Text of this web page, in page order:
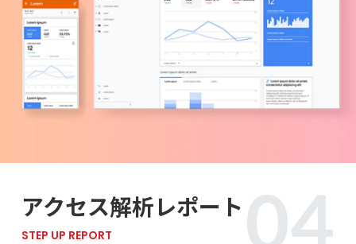
アクセス解析レポート
STEP UP REPORT